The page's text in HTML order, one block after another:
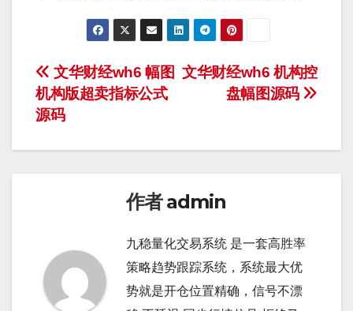
文
章
导
文华财经wh6 机构控
盘幅图源码
文华财经wh6 幅图
机构版超卖指标公式
源码
作者admin
九稳量化交易系统 是一套高胜率
策略趋势跟踪系统，系统最大优
势就是开仓位置精确，信号不漂